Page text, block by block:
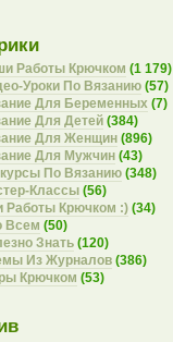
Работы Крючком (1 179)
Уроки По Вязанию (57)
Для Беременных (7)
Для Детей (384)
Для Женщин (896)
Для Мужчин (43)
По Вязанию (348)
Классы (56)
Работы Крючком :) (34)
Всем (50)
Знать (120)
Из Журналов (386)
Крючком (53)